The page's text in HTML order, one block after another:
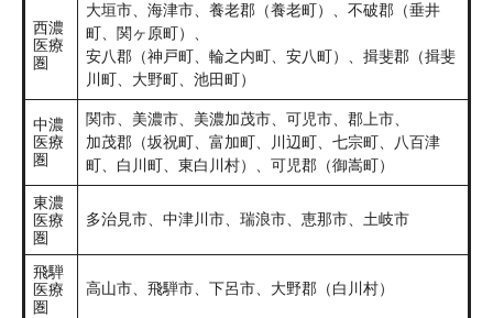
西濃
医療
圏
大垣市、海津市、養老郡（養老町）、不破郡（垂井
町、関ヶ原町）、
安八郡（神戸町、輪之内町、安八町）、揖斐郡（揖斐
川町、大野町、池田町）
中濃
医療
圏
関市、美濃市、美濃加茂市、可児市、郡上市、
加茂郡（坂祝町、富加町、川辺町、七宗町、八百津
町、白川町、東白川村）、可児郡（御嵩町）
東濃
医療
圏
多治見市、中津川市、瑞浪市、恵那市、土岐市
飛騨
医療
圏
高山市、飛騨市、下呂市、大野郡（白川村）